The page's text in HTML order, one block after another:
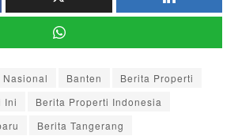
Nasional Banten
Berita Properti
Ini
Berita Properti Indonesia
Berita Tangerang